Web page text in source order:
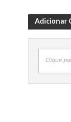
Adicionar
Clique